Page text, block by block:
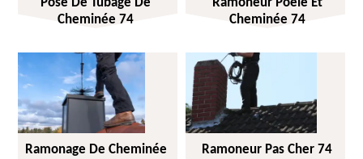
Pose De Tubage De
Cheminée 74
Ramoneur Poêle Et
Cheminée 74
Ramonage De Cheminée
Ramoneur Pas Cher 74